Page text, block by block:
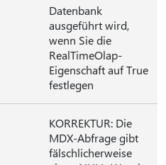
Datenbank
ausgeführt wird,
wenn Sie die
RealTimeOlap-
Eigenschaft auf True
festlegen
KORREKTUR: Die
MDX-Abfrage gibt
fälschlicherweise